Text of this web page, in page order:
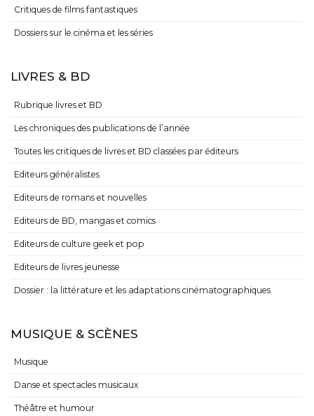
Critiques de films fantastiques
Dossiers sur le cinéma et les séries
LIVRES & BD
Rubrique livres et BD
Les chroniques des publications de l’année
Toutes les critiques de livres et BD classées par éditeurs
Editeurs généralistes
Editeurs de romans et nouvelles
Editeurs de BD, mangas et comics
Editeurs de culture geek et pop
Editeurs de livres jeunesse
Dossier : la littérature et les adaptations cinématographiques
MUSIQUE & SCÈNES
Musique
Danse et spectacles musicaux
Théâtre et humour